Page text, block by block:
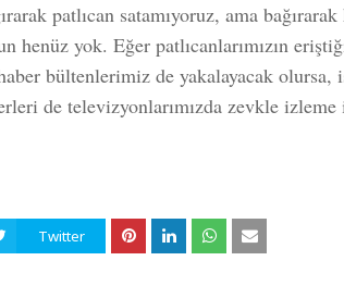
patlıcan satamıyoruz, ama
henüz yok. Eğer patlıcanlarımızın
bültenlerimiz de yakalayacak olursa,
de televizyonlarımızda zevkle izleme
Twitter